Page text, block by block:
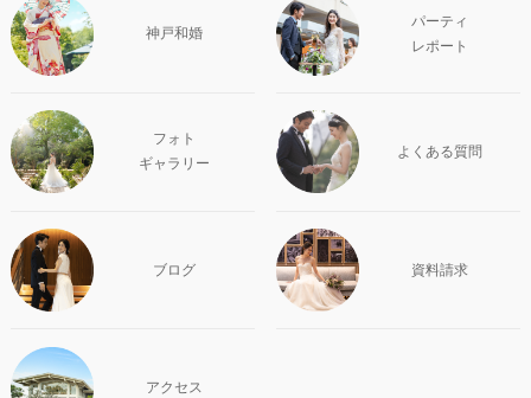
神戸和婚
パーティ
レポート
フォト
ギャラリー
よくある質問
ブログ 資料請求
アクセス